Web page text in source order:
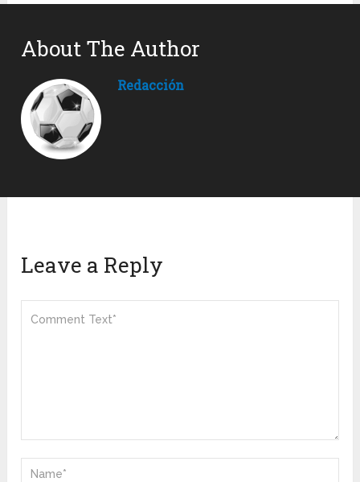
About The Author
Redacción
Leave a Reply